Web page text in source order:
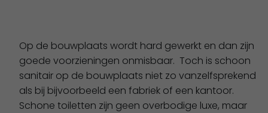
Op de bouwplaats wordt hard gewerkt en dan zijn
goede voorzieningen onmisbaar. Toch is schoon
sanitair op de bouwplaats niet zo vanzelfsprekend
als bij bijvoorbeeld een fabriek of een kantoor.
Schone toiletten zijn geen overbodige luxe, maar